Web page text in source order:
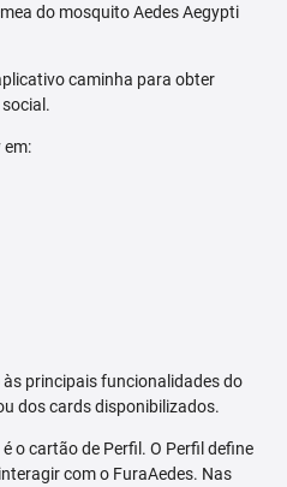
do mosquito Aedes Aegypti
caminha para obter
em:
principais funcionalidades do
dos cards disponibilizados.
o cartão de Perfil. O Perfil define
com o FuraAedes. Nas